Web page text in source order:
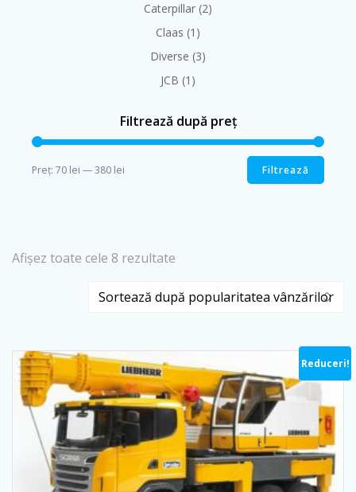
Caterpillar (2)
Claas (1)
Diverse (3)
JCB (1)
Filtrează după preț
Filtrează
Preț: 70 lei —380 lei
Afișez toate cele 8 rezultate
popularitate
Reduceri!